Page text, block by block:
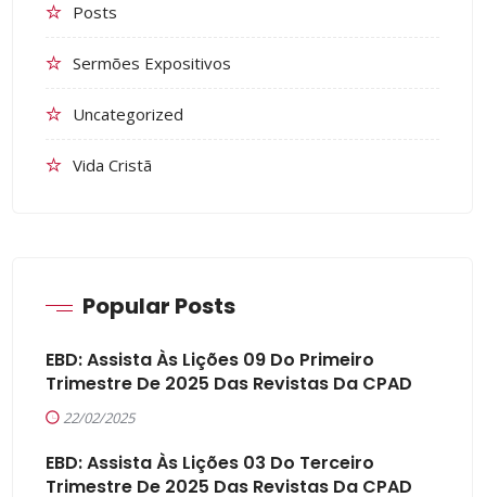
Posts
Sermões Expositivos
Uncategorized
Vida Cristã
Popular Posts
EBD: Assista Às Lições 09 Do Primeiro
Trimestre De 2025 Das Revistas Da CPAD
22/02/2025
EBD: Assista Às Lições 03 Do Terceiro
Trimestre De 2025 Das Revistas Da CPAD